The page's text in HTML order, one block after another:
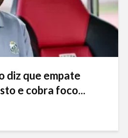
diz que empate
e cobra foco...